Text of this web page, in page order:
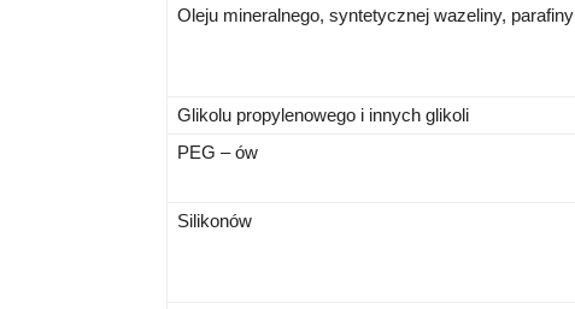
Oleju mineralnego, syntetycznej wazeliny, parafiny
Glikolu propylenowego i innych glikoli
PEG – ów
Silikonów